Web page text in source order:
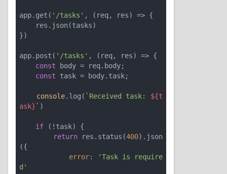
app.get( '/tasks' , (req, res) => {
})
app.post( '/tasks' , (req, res) => {
const body = req.body;
const task = body.task;
console.log( `Received task: ${t
ask} ` )
if (!task) {
return res.status(400).json
({
error:
'Task is require
d'